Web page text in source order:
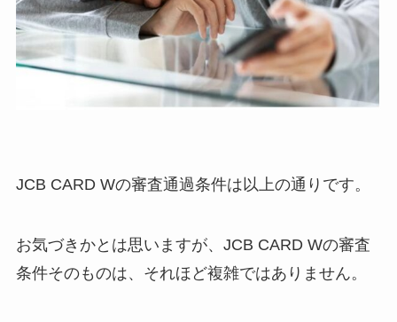
JCB CARD Wの審査通過条件は以上の通りです。
お気づきかとは思いますが、JCB CARD Wの審査
条件そのものは、それほど複雑ではありません。